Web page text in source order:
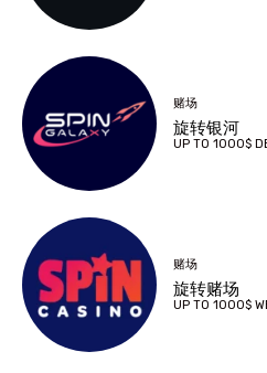
赌场
旋转银河
UP TO 1000$
赌场
旋转赌场
UP TO 1000$